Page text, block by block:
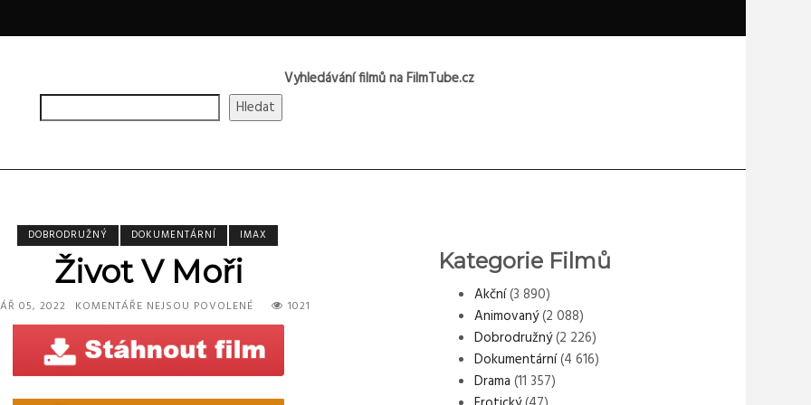
Vyhledávání filmů na FilmTube.cz
Hledat
DOBRODRUŽNÝ DOKUMENTÁRNÍ IMAX
Život V Moři
05, 2022 KOMENTÁŘE NEJSOU POVOLENÉU
TEXTU
NÁZVEM
ŽIVOT
1021
Kategorie Filmů
Akční(3 890)
Animovaný(2 088)
Dobrodružný(2 226)
Dokumentární(4 616)
Drama (11 357)